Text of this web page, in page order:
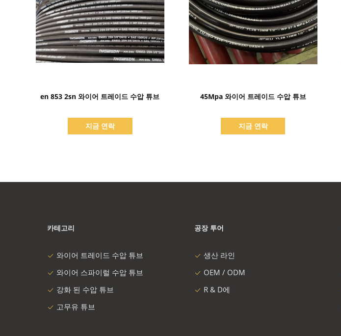
en 853 2sn 와이어 트레이드 수압 튜브
지금 연락
45Mpa 와이어 트레이드 수압 튜브
지금 연락
카테고리
와이어 트레이드 수압 튜브
와이어 스파이럴 수압 튜브
강화 된 수압 튜브
고무유 튜브
공장 투어
생산 라인
OEM / ODM
R & D에